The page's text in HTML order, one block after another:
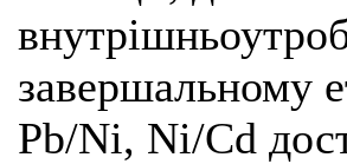
завершальному
Pb/Ni, Ni/Cd